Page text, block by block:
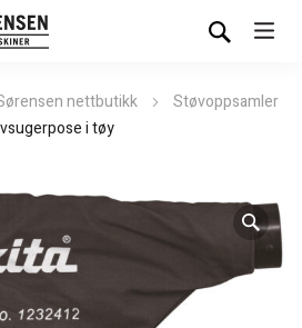
nettbutikk
Støvoppsamler
i tøy